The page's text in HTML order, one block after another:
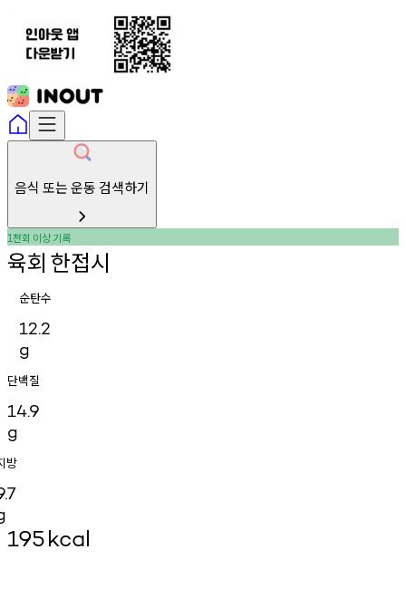
음식 또는 운동 검색하기
1천회 이상기록
육회 한접시
순탄수
12.2
g
단백질
14.9
g
방
195kcal